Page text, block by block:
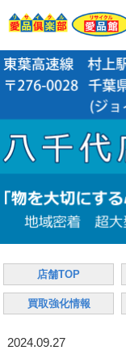
店舗TOP
買取強化情報
2024.09.27